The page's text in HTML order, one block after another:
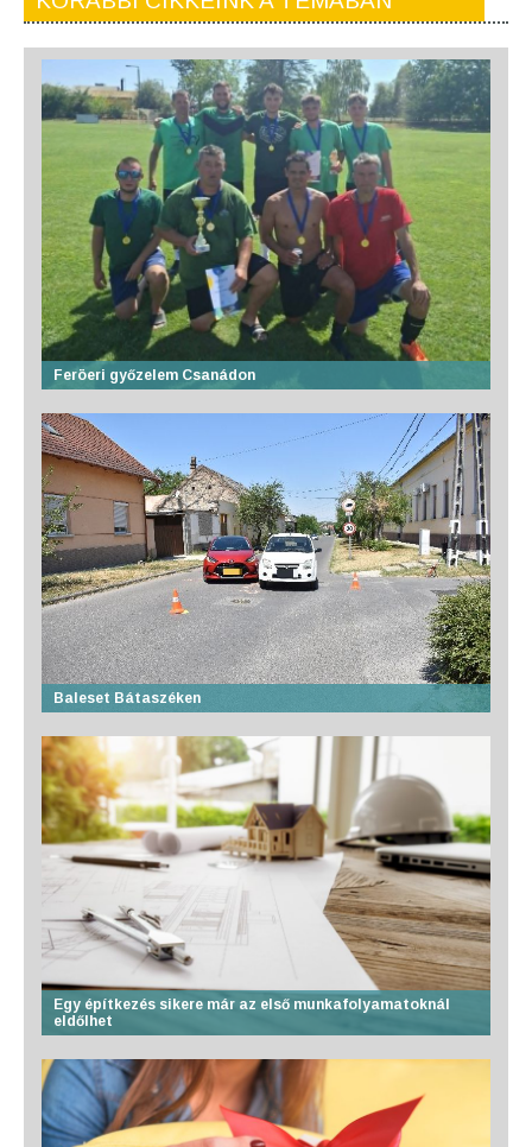
Feröeri győzelem Csanádon
Baleset Bátaszéken
Egy építkezés sikere már az első munkafolyamatoknál
eldőlhet